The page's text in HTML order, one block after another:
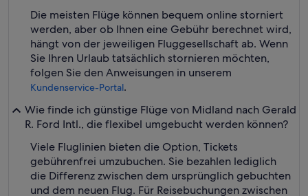
Die meisten Flüge können bequem online storniert
werden, aber ob Ihnen eine Gebühr berechnet wird,
hängt von der jeweiligen Fluggesellschaft ab. Wenn
Sie Ihren Urlaub tatsächlich stornieren möchten,
folgen Sie den Anweisungen in unserem
Kundenservice-Portal.
Wie finde ich günstige Flüge von Midland nach Gerald
R. Ford Intl., die flexibel umgebucht werden können?
Viele Fluglinien bieten die Option, Tickets
gebührenfrei umzubuchen. Sie bezahlen lediglich
die Differenz zwischen dem ursprünglich gebuchten
und dem neuen Flug. Für Reisebuchungen zwischen